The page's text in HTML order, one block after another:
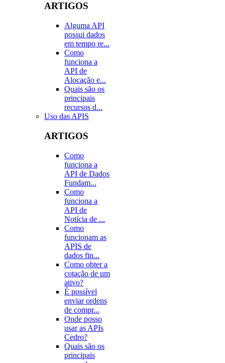
ARTIGOS
Alguma API
possui dados
em tempo re...
Como
funciona a
API de
Alocação e...
Quais são os
principais
recursos d...
Uso das APIS
ARTIGOS
Como
funciona a
API de Dados
Fundam...
Como
funciona a
API de
Notícia de ...
Como
funcionam as
APIS de
dados fin...
Como obter a
cotação de um
ativo?
É possível
enviar ordens
de compr...
Onde posso
usar as APIs
Cedro?
Quais são os
principais